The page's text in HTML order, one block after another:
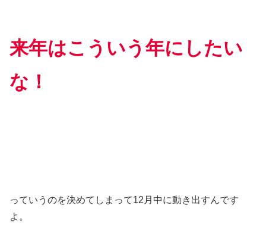
来年はこういう年にしたい
な！
っていうのを決めてしまって12月中に動き出すんです
よ。